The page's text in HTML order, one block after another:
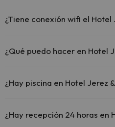
¿Tiene conexión wifi el Hotel
El Hotel Jerez & Spa ofrece
¿Qué puedo hacer en Hotel
pueden ser de pago).
¿Hay piscina en Hotel Jerez
Aquí tienes más info sobre la
¿Hay recepción 24 horas en